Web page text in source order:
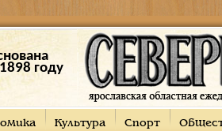
году
Культура Спорт